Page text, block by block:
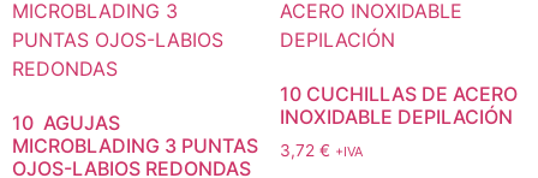
10 AGUJAS
MICROBLADING 3 PUNTAS
OJOS-LABIOS REDONDAS
10 CUCHILLAS DE ACERO
INOXIDABLE DEPILACIÓN
3,72 € +IVA